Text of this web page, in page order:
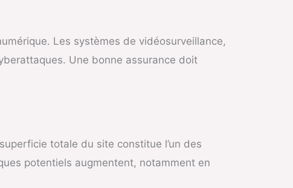
Les systèmes de vidéosurveillance,
Une bonne assurance doit
totale du site constitue l’un des
potentiels augmentent, notamment en